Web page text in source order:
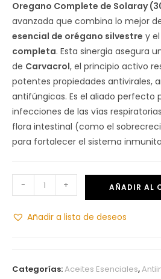
Oregano Complete de Solaray
avanzada que combina lo mejor
esencial de orégano silvestre y el
completa. Esta sinergia asegura
de Carvacrol, el principio activo
potentes propiedades antivirales,
antifúngicas. Es el aliado perfecto
infecciones de las vías
flora intestinal (como el
para fortalecer el sistema
- + AÑADIR AL
Añadir a lista de deseos
Categorías:Aceites Esenciales,